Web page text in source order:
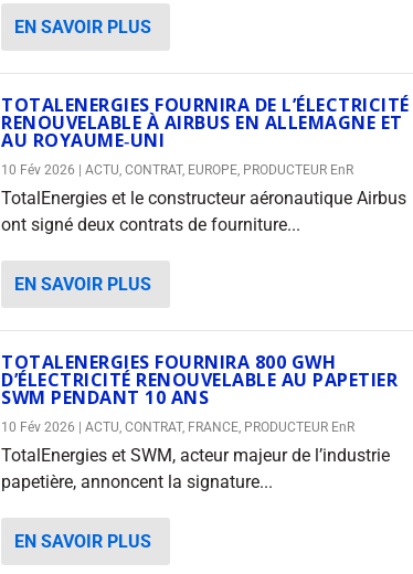
EN SAVOIR PLUS
TOTALENERGIES FOURNIRA DE L’ÉLECTRICITÉ
RENOUVELABLE À AIRBUS EN ALLEMAGNE ET
AU ROYAUME‑UNI
10 Fév 2026 ACTU, CONTRAT, EUROPE, PRODUCTEUR EnR
TotalEnergies et le constructeur aéronautique Airbus
ont signé deux contrats de fourniture...
EN SAVOIR PLUS
TOTALENERGIES FOURNIRA 800 GWH
D’ÉLECTRICITÉ RENOUVELABLE AU PAPETIER
SWM PENDANT 10 ANS
10 Fév 2026 ACTU, CONTRAT, FRANCE, PRODUCTEUR EnR
TotalEnergies et SWM, acteur majeur de l’industrie
papetière, annoncent la signature...
EN SAVOIR PLUS